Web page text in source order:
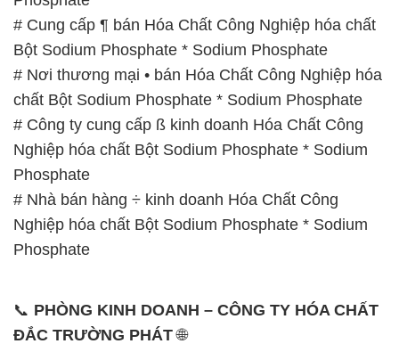
# Công ty cung cấp ß kinh doanh Hóa Chất Công
Nghiệp hóa chất Bột Sodium Phosphate * Sodium
Phosphate
# Nhà bán hàng ÷ kinh doanh Hóa Chất Công
Nghiệp hóa chất Bột Sodium Phosphate * Sodium
Phosphate
📞PHÒNG KINH DOANH – CÔNG TY HÓA CHẤT
ĐẮC TRƯỜNG PHÁT🌐
🌐 Website: https://hoachatdetnhuom.com/
– 0933.920.505 – 028.3504.5555